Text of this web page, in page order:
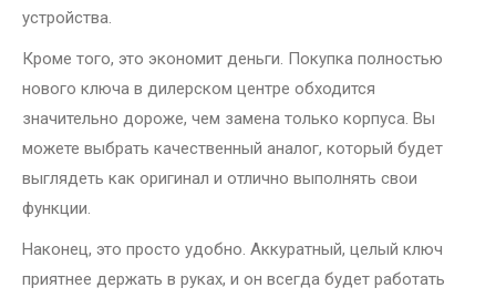
устройства.
Кроме того, это экономит деньги. Покупка полностью
нового ключа в дилерском центре обходится
значительно дороже, чем замена только корпуса. Вы
можете выбрать качественный аналог, который будет
выглядеть как оригинал и отлично выполнять свои
функции.
Наконец, это просто удобно. Аккуратный, целый ключ
приятнее держать в руках, и он всегда будет работать